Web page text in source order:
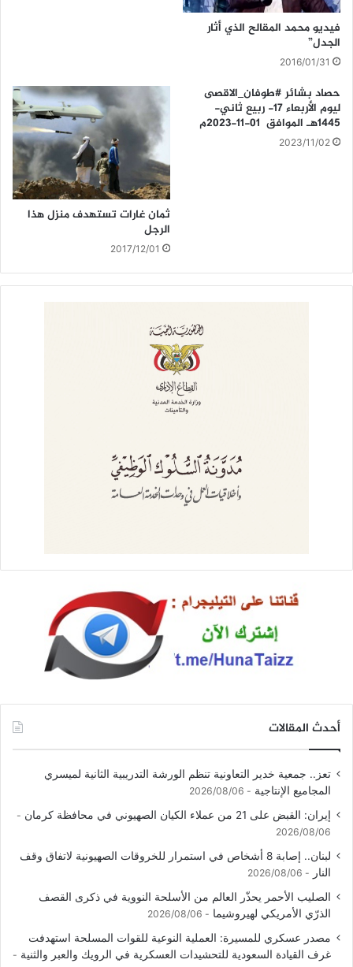
فيديو محمد المقالح الذي أثار
الجدل”
2016/01/31
حصاد بشائر #طوفان_الاقصى
ليوم الأربعاء 17- ربيع ثاني-
1445هـ الموافق 01-11-2023م
2023/11/02
ثمان غارات تستهدف منزل هذا
الرجل
2017/12/01
أحدث المقالات
تعز.. جمعية خدير التعاونية تنظم الورشة التدريبية الثانية لميسري
المجاميع الإنتاجية
2026/08/06
إيران: القبض على 21 من عملاء الكيان الصهيوني في محافظة كرمان
2026/08/06
لبنان.. إصابة 8 أشخاص في استمرار للخروقات الصهيونية لاتفاق وقف
النار
2026/08/06
الصليب الأحمر يحذّر العالم من الأسلحة النووية في ذكرى القصف
الذرّي الأمريكي لهيروشيما
2026/08/06
مصدر عسكري للمسيرة: العملية النوعية للقوات المسلحة استهدفت
غرف القيادة السعودية للتحشيدات العسكرية في الرويك والعبر والثنية